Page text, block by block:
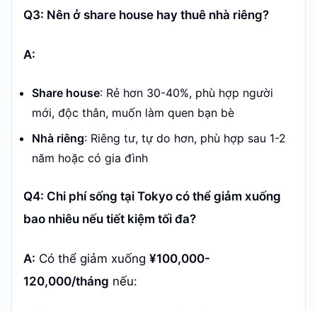
Q3: Nên ở share house hay thuê nhà riêng?
A:
Share house: Rẻ hơn 30-40%, phù hợp người
mới, độc thân, muốn làm quen bạn bè
Nhà riêng: Riêng tư, tự do hơn, phù hợp sau 1-2
năm hoặc có gia đình
Q4: Chi phí sống tại Tokyo có thể giảm xuống
bao nhiêu nếu tiết kiệm tối đa?
A: Có thể giảm xuống ¥100,000-
120,000/tháng nếu: